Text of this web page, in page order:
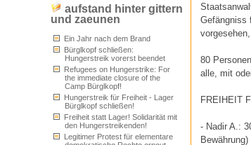
aufstand hinter gittern
und zaeunen
Ein Jahr nach dem Brand
Bürglkopf schließen:
Hungerstreik vorerst beendet
Refugees on Hungerstrike: For
the immediate closure of the
Camp Bürglkopf!
Hungerstreik für Freiheit - Lager
Bürglkopf schließen!
Freiheit statt Lager! Solidarität mit
den Hungerstreikenden!
Legitimer Protest für elementare
Gefängniss
80
alle, mit
FREIHEIT
- Nadir A.:
Bewährung)